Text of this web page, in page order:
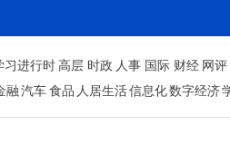
习进行时 高层 时政 人事 国际 财经 网评
融 汽车 食品 人居生活信息化数字经济